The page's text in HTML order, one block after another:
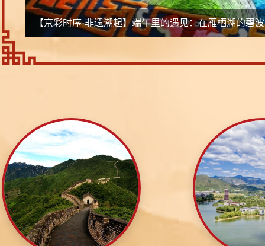
【京彩时序·非遗潮起】端午里的遇见：在雁栖湖的碧